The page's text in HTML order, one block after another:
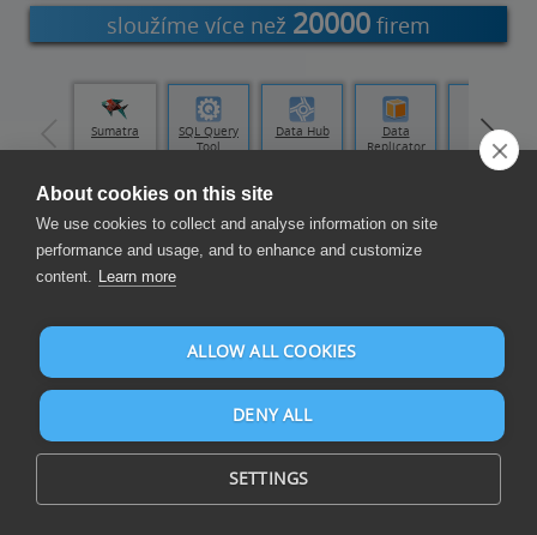
sloužíme více než 20000 firem
Studio
Sumatra
SQL Query
Tool
Data Hub
Data
Replicator
Data
Loader
Sestavení přehledů a řídicích panelů
Sestavujte přehledy a řídicí panely na Microsoft Excel a z více
než 105 zdrojů dat
About cookies on this site
We use cookies to collect and analyse information on site
performance and usage, and to enhance and customize
content. Learn more
ALLOW ALL COOKIES
DENY ALL
SETTINGS